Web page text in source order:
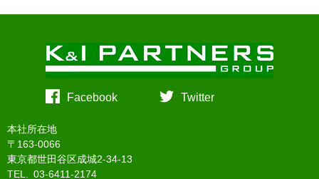
Facebook Twitter
本社所在地
〒163-0066
東京都世田谷区成城2-34-13
TEL. 03-6411-2174